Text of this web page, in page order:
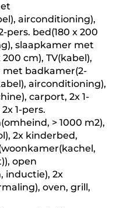
airconditioning),
bed(180 x 200
slaapkamer met
cm), TV(kabel),
met badkamer(2-
airconditioning),
carport, 2x 1-
1-pers.
> 1000 m2),
2x kinderbed,
open
inductie), 2x
oven, grill,